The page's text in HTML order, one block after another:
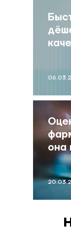
она